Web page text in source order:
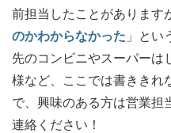
前担当したことがあります
のかわからなかった 」とい
先のコンビニやスーパーは
様など、ここでは書ききれ
で、興味のある方は営業担
連絡ください！